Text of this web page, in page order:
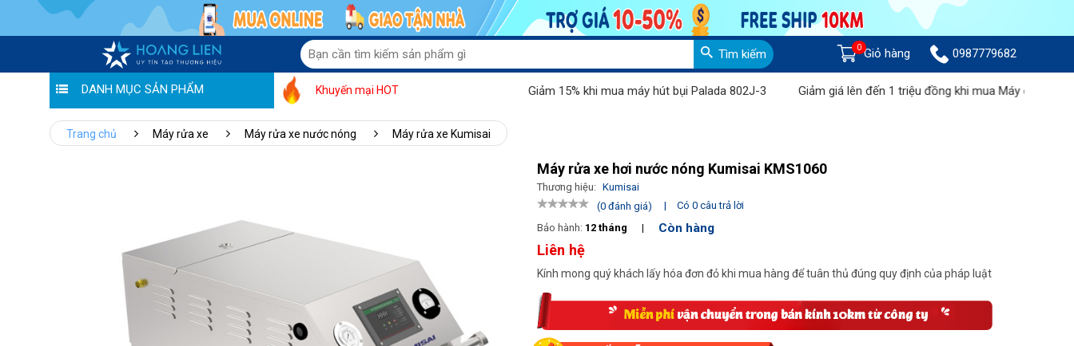
Tìm kiếm 0 Giỏ hàng 0987779682
DANH MỤC SẢN PHẨM Khuyến mại HOT Giảm 15% khi mua máy hút bụi Palada 802J-3 Giảm giá lên đến 1 triệu đồng khi mua Máy chà sàn liên
Trang chủ Máy rửa xe Máy rửa xe nước nóng Máy rửa xe Kumisai
Máy rửa xe hơi nước nóng Kumisai KMS1060
Thương hiệu: Kumisai
(0 đánh giá)
|
Có 0 câu trả lời
Bảo hành: 12 tháng | Còn hàng
Liên hệ
Kính mong quý khách lấy hóa đơn đỏ khi mua hàng để tuân thủ đúng quy định của pháp luật